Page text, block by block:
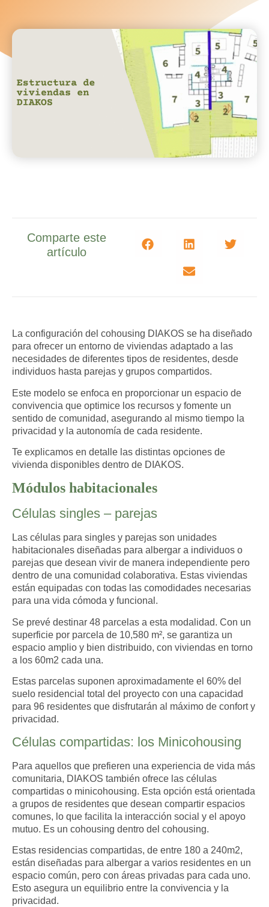
Comparte este
artículo
La configuración del cohousing DIAKOS se ha diseñado
para ofrecer un entorno de viviendas adaptado a las
necesidades de diferentes tipos de residentes, desde
individuos hasta parejas y grupos compartidos.
Este modelo se enfoca en proporcionar un espacio de
convivencia que optimice los recursos y fomente un
sentido de comunidad, asegurando al mismo tiempo la
privacidad y la autonomía de cada residente.
Te explicamos en detalle las distintas opciones de
vivienda disponibles dentro de DIAKOS.
Módulos habitacionales
Células singles – parejas
Las células para singles y parejas son unidades
habitacionales diseñadas para albergar a individuos o
parejas que desean vivir de manera independiente pero
dentro de una comunidad colaborativa. Estas viviendas
están equipadas con todas las comodidades necesarias
para una vida cómoda y funcional.
Se prevé destinar 48 parcelas a esta modalidad. Con un
superficie por parcela de 10,580 m², se garantiza un
espacio amplio y bien distribuido, con viviendas en torno
a los 60m2 cada una.
Estas parcelas suponen aproximadamente el 60% del
suelo residencial total del proyecto con una capacidad
para 96 residentes que disfrutarán al máximo de confort y
privacidad.
Células compartidas: los Minicohousing
Para aquellos que prefieren una experiencia de vida más
comunitaria, DIAKOS también ofrece las células
compartidas o minicohousing. Esta opción está orientada
a grupos de residentes que desean compartir espacios
comunes, lo que facilita la interacción social y el apoyo
mutuo. Es un cohousing dentro del cohousing.
Estas residencias compartidas, de entre 180 a 240m2,
están diseñadas para albergar a varios residentes en un
espacio común, pero con áreas privadas para cada uno.
Esto asegura un equilibrio entre la convivencia y la
privacidad.